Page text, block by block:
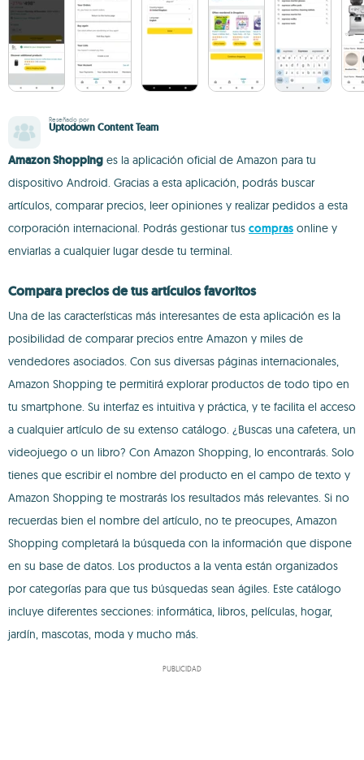
Reseñado por
Uptodown Content Team
Amazon Shopping es la aplicación oficial de Amazon para tu
dispositivo Android. Gracias a esta aplicación, podrás buscar
artículos, comparar precios, leer opiniones y realizar pedidos a esta
corporación internacional. Podrás gestionar tus compras online y
enviarlas a cualquier lugar desde tu terminal.
Compara precios de tus artículos favoritos
Una de las características más interesantes de esta aplicación es la
posibilidad de comparar precios entre Amazon y miles de
vendedores asociados. Con sus diversas páginas internacionales,
Amazon Shopping te permitirá explorar productos de todo tipo en
tu smartphone. Su interfaz es intuitiva y práctica, y te facilita el acceso
a cualquier artículo de su extenso catálogo. ¿Buscas una cafetera, un
videojuego o un libro? Con Amazon Shopping, lo encontrarás. Solo
tienes que escribir el nombre del producto en el campo de texto y
Amazon Shopping te mostrarás los resultados más relevantes. Si no
recuerdas bien el nombre del artículo, no te preocupes, Amazon
Shopping completará la búsqueda con la información que dispone
en su base de datos. Los productos a la venta están organizados
por categorías para que tus búsquedas sean ágiles. Este catálogo
incluye diferentes secciones: informática, libros, películas, hogar,
jardín, mascotas, moda y mucho más.
PUBLICIDAD